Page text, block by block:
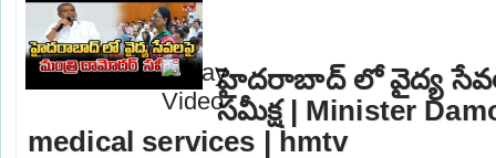
హైదరాబాద్ లో వైద్య
సమీక్ష | Minister
medical services | hmtv